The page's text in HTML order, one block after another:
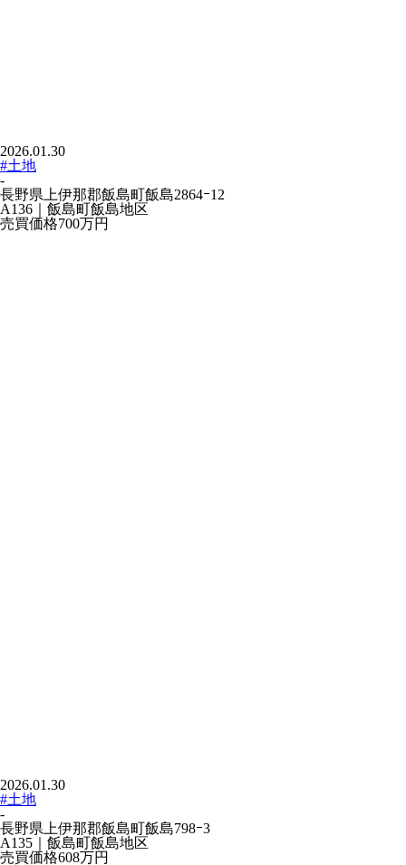
2026.01.30
#土地
-
長野県上伊那郡飯島町飯島2864ｰ12
A136｜飯島町飯島地区
売買価格700万円
2026.01.30
#土地
-
長野県上伊那郡飯島町飯島798ｰ3
A135｜飯島町飯島地区
売買価格608万円